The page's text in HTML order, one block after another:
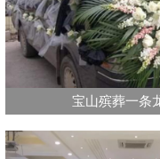
宝山殡葬一条